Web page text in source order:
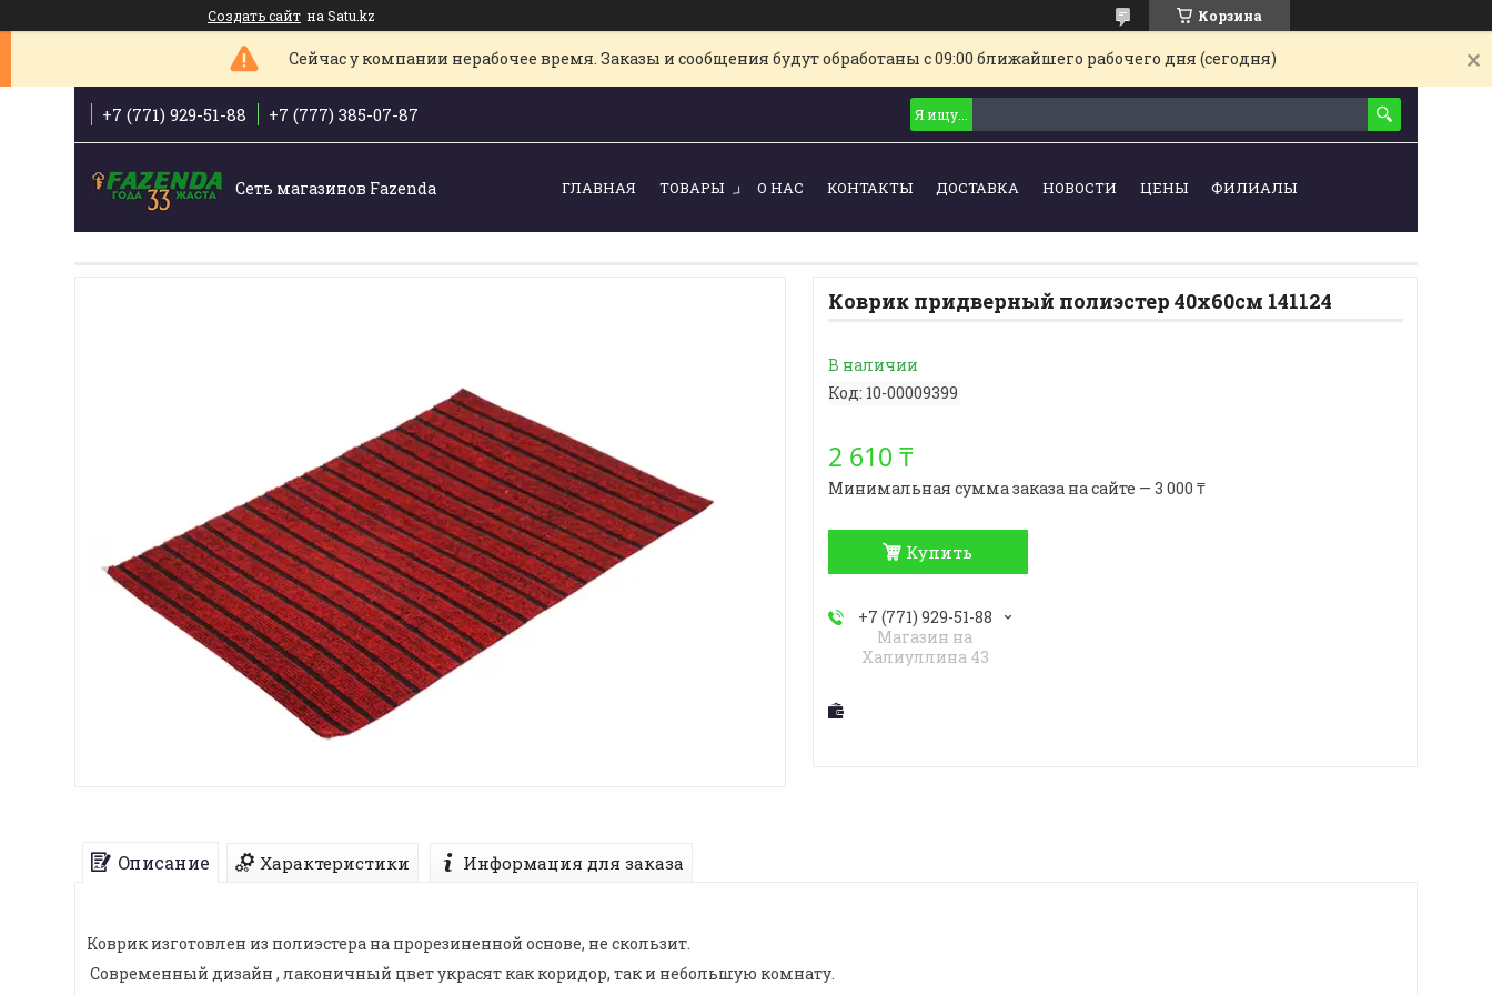
Создать сайт на Satu.kz Корзина
Сейчас у компании нерабочее время. Заказы и сообщения будут обработаны с 09:00 ближайшего рабочего дня (сегодня)
+7 (771) 929-51-88 +7 (777) 385-07-87
Сеть магазинов Fazenda ГЛАВНАЯ ТОВАРЫ О НАС КОНТАКТЫ ДОСТАВКА НОВОСТИ ЦЕНЫ ФИЛИАЛЫ
Коврик придверный полиэстер 40х60см 141124
В наличии
Код: 10-00009399
2 610 ₸
Минимальная сумма заказа на сайте — 3 000 ₸
Купить
+7 (771) 929-51-88
Магазин на
Халиуллина 43
Описание Характеристики Информация для заказа
Коврик изготовлен из полиэстера на прорезиненной основе, не скользит.
Современный дизайн , лаконичный цвет украсят как коридор, так и небольшую комнату.